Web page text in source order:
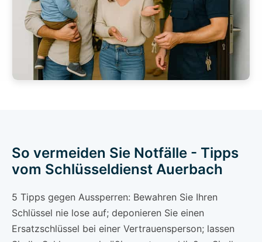
So vermeiden Sie Notfälle - Tipps
vom Schlüsseldienst Auerbach
5 Tipps gegen Aussperren: Bewahren Sie Ihren
Schlüssel nie lose auf; deponieren Sie einen
Ersatzschlüssel bei einer Vertrauensperson; lassen